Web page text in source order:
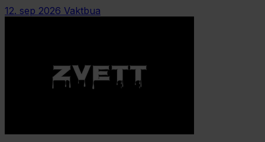
12. sep 2026 Vaktbua